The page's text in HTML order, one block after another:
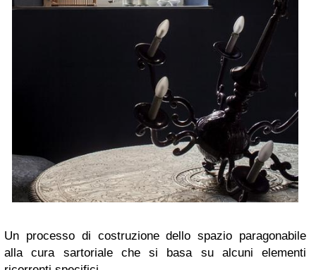
Un processo di costruzione dello spazio paragonabile
alla cura sartoriale che si basa su alcuni elementi